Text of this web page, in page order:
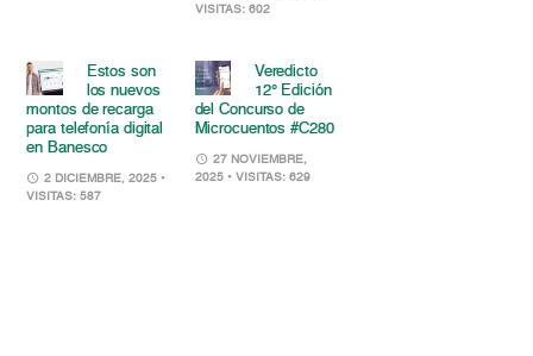
VISITAS: 602
Estos son
los nuevos
montos de recarga
para telefonía digital
en Banesco
2 DICIEMBRE, 2025 •
VISITAS: 587
Veredicto
12° Edición
del Concurso de
Microcuentos #C280
27 NOVIEMBRE,
2025 • VISITAS: 629